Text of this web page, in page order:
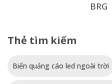
BRG
Thẻ tìm kiếm
Biển quảng cáo led ngoài trời